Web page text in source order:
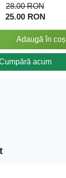
28.00 RON
25.00 RON
Adaugă în coș
acum